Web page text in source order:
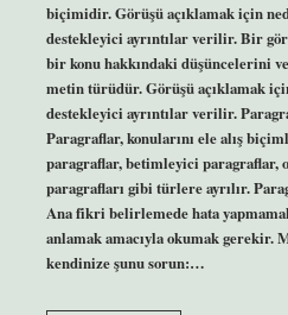
biçimidir. Görüşü açıklamak için
destekleyici ayrıntılar verilir. Bir
bir konu hakkındaki düşüncelerini
metin türüdür. Görüşü açıklamak
destekleyici ayrıntılar verilir.
Paragraflar, konularını ele alış
paragraflar, betimleyici paragraflar,
paragrafları gibi türlere ayrılır.
Ana fikri belirlemede hata
anlamak amacıyla okumak gerekir.
kendinize şunu sorun:…